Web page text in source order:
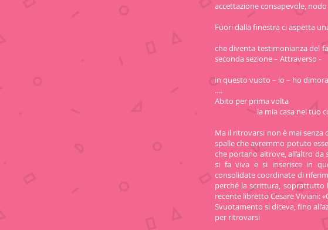
accettazione consapevole,
Fuori dalla finestra ci aspetta
che diventa testimonianza del
seconda sezione – Attraverso -
in questo vuoto – io – ho dimora
….
Abito per prima volta
la mia casa nel tuo
Ma il ritrovarsi non è mai
spalle che avremmo potuto
che portano altrove, all’altro da
si fa viva e si inserisce in
consolidate coordinate di
perché la scrittura, soprattutto
recente libretto Cesare Viviani:
Svuotamento si diceva, fino
per ritrovarsi